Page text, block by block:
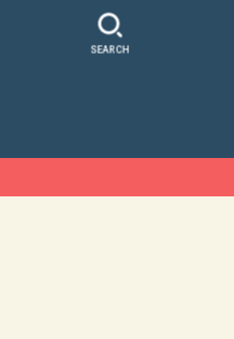
SEARCH